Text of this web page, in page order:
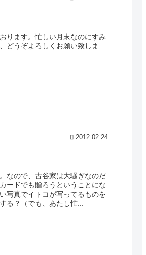
ります。忙しい月末なのにすみ
どうぞよろしくお願い致しま
2012.02.24
なので、古谷家は大騒ぎなのだ
ードでも贈ろうということにな
写真でイトコが写ってるものを
る？（でも、あたし忙...